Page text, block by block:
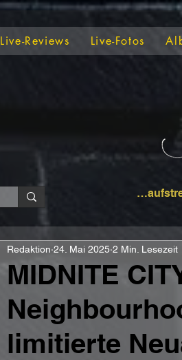
Live-Reviews Live-Fotos
MIDNITE
limitierte
Redaktion 24. Mai 2025 2 Min. Lesezeit